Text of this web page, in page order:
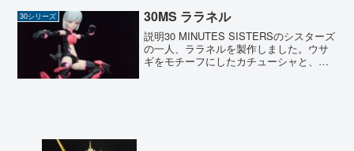
分、獲物である二振りの剣を振るう攻撃
的なスタ...
30シリーズ 30MS ララネル
説明30 MINUTES SISTERSのシスターズ
の一人、ララネルを製作しました。ウサ
ギをモチーフにしたカチューシャと、動